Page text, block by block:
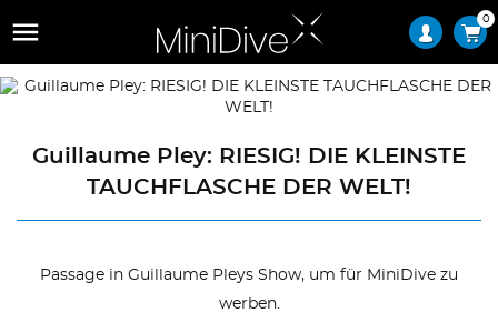
 0
Guillaume Pley: RIESIG! DIE KLEINSTE
TAUCHFLASCHE DER WELT!
Passage in Guillaume Pleys Show, um für MiniDive zu
werben.